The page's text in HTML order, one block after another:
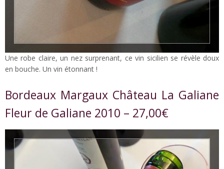
Une robe claire, un nez surprenant, ce vin sicilien se révèle doux
en bouche. Un vin étonnant !
Bordeaux Margaux Château La Galiane
Fleur de Galiane 2010 – 27,00€